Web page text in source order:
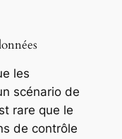
les
scénario de
rare que le
de contrôle